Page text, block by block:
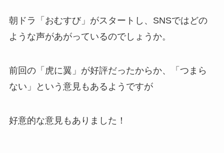
朝ドラ「おむすび」がスタートし、SNSではどの
ような声があがっているのでしょうか。
前回の「虎に翼」が好評だったからか、「つまら
ない」という意見もあるようですが
好意的な意見もありました！